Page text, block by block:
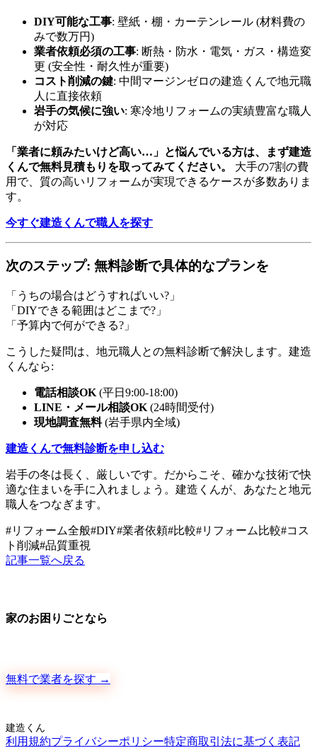
DIY可能な工事: 壁紙・棚・カーテンレール (材料費の
みで数万円)
業者依頼必須の工事: 断熱・防水・電気・ガス・構造変
更 (安全性・耐久性が重要)
コスト削減の鍵: 中間マージンゼロの建造くんで地元職
人に直接依頼
岩手の気候に強い: 寒冷地リフォームの実績豊富な職人
が対応
「業者に頼みたいけど高い…」と悩んでいる方は、まず建造
くんで無料見積もりを取ってみてください。
大手の7割の費
用で、質の高いリフォームが実現できるケースが多数ありま
す。
今すぐ建造くんで職人を探す
次のステップ: 無料診断で具体的なプランを
「うちの場合はどうすればいい?」
「DIYできる範囲はどこまで?」
「予算内で何ができる?」
こうした疑問は、地元職人との無料診断で解決します。建造
くんなら:
電話相談OK (平日9:00-18:00)
LINE・メール相談OK (24時間受付)
現地調査無料(岩手県内全域)
建造くんで無料診断を申し込む
岩手の冬は長く、厳しいです。だからこそ、確かな技術で快
適な住まいを手に入れましょう。建造くんが、あなたと地元
職人をつなぎます。
#リフォーム全般#DIY#業者依頼#比較#リフォーム比較#コス
ト削減#品質重視
記事一覧へ戻る
家のお困りごとなら
無料で業者を探す →
建造くん
利用規約プライバシーポリシー特定商取引法に基づく表記